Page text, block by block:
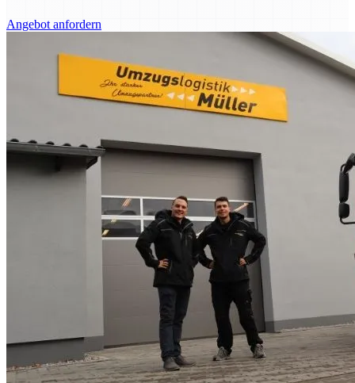
Angebot anfordern